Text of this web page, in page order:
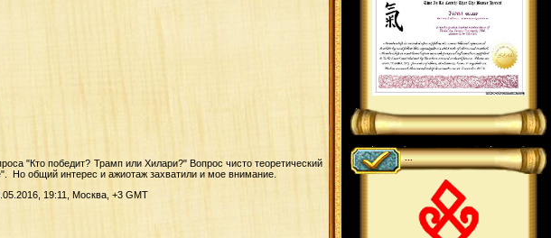
"Кто победит? Трамп или Хилари?" Вопрос чисто теоретический
Но общий интерес и ажиотаж захватили и мое внимание.
19:11, Москва, +3 GMT
...